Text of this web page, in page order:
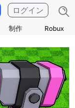
制作 Robux
ログイン